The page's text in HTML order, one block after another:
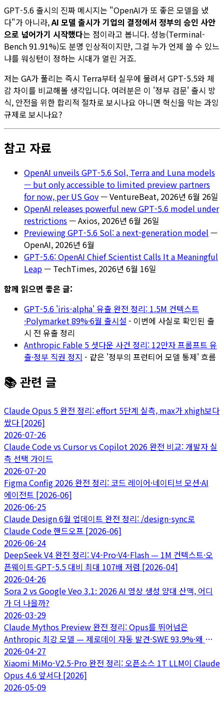
GPT-5.6 출시의 진짜 메시지는 "OpenAI가 또 좋은 모델을 냈
다"가 아니라,AI 모델 출시가 기업의 결정에서 정부의 승인 사안
으로 넘어가기 시작했다는 점이라고 봅니다. 성능(Terminal-
Bench 91.91%)도 분명 인상적이지만, 그걸 누가 언제 쓸 수 있느
냐를 워싱턴이 정하는 시대가 열린 거죠.
저는 GA가 풀리는 즉시 Terra부터 실무에 물려서 GPT-5.5와 체
감 차이를 비교해볼 생각입니다. 여러분은 이 '정부 검문' 출시 방
식, 안전을 위한 합리적 절차로 보시나요 아니면 혁신을 막는 과잉
규제로 보시나요?
참고 자료
OpenAI unveils GPT-5.6 Sol, Terra and Luna models
— but only accessible to limited preview partners
for now, per US Gov— VentureBeat, 2026년 6월 26일
OpenAI releases powerful new GPT-5.6 model under
restrictions— Axios, 2026년 6월 26일
Previewing GPT-5.6 Sol: a next-generation model —
OpenAI, 2026년 6월
GPT-5.6: OpenAI Chief Scientist Calls It a Meaningful
Leap— TechTimes, 2026년 6월 16일
함께 읽으면 좋은 글:
GPT-5.6 'iris-alpha' 유출 완전 정리: 1.5M 컨텍스트
·Polymarket 89%·6월 출시설 - 이번에 사실로 확인된 출
시 전 유출 정리
Anthropic Fable 5 셧다운 사건 정리: 12만자 프롬프트 유
출·정부 직권 정지 - 같은 '정부의 프런티어 모델 통제' 흐름
📚 관련 글
Claude Opus 5 완전 정리: effort 5단계 실측, max가 xhigh보다
쌌다 [2026]
2026-07-26
Claude Code vs Cursor vs Copilot 2026 완전 비교: 개발자 실
측 선택 가이드
2026-07-20
Figma Config 2026 완전 정리: 코드 레이어·네이티브 모션·AI
에이전트 [2026-06]
2026-06-25
Claude Design 6월 업데이트 완전 정리: /design-sync로
Claude Code 핸드오프 [2026-06]
2026-06-24
DeepSeek V4 완전 정리: V4-Pro·V4-Flash — 1M 컨텍스트·오
픈웨이트·GPT-5.5 대비 최대 107배 저렴 [2026-04]
2026-04-26
Sora 2 vs Google Veo 3.1: 2026 AI 영상 생성 양대 산맥, 어디
가 더 나을까?
2026-03-29
Claude Mythos Preview 완전 정리: Opus를 뛰어넘은
Anthropic 최강 모델 — 제로데이 자동 발견·SWE 93.9%·왜 일
반 공개 안 하나 [2026-04]
2026-04-27
Xiaomi MiMo-V2.5-Pro 완전 정리: 오픈소스 1T LLM이 Claude
Opus 4.6 앞서다 [2026]
2026-05-09